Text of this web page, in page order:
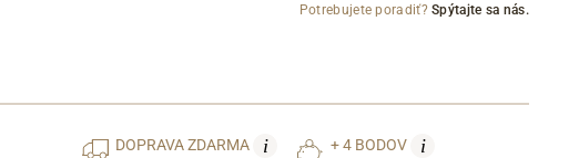
Potrebujete poradiť?Spýtajte sa nás.
DOPRAVAZDARMA i + 4 BODOV i